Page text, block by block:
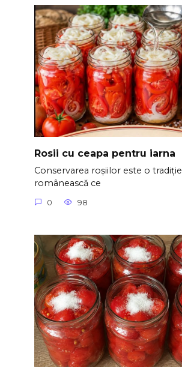
Rosii cu ceapa pentru iarna
Conservarea roșiilor este o tradiție
românească ce
0 98